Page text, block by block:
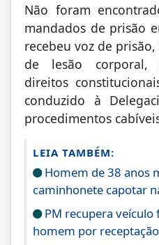
Não foram
mandados de prisão
recebeu voz de
de lesão corporal,
direitos
conduzido à
procedimentos
LEIA TAMBÉM:
Homem de 38 anos
caminhonete capotar
PM recupera veículo
homem por